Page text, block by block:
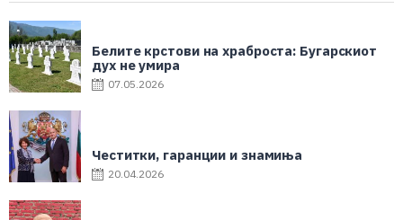
Белите крстови на храброста: Бугарскиот
дух не умира
07.05.2026
Честитки, гаранции и знамиња
20.04.2026